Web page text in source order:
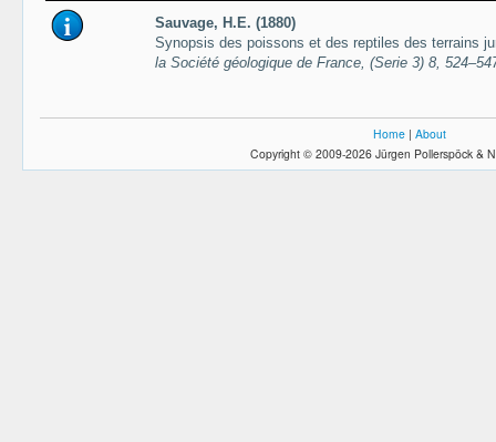
Sauvage, H.E. (1880)
Synopsis des poissons et des reptiles des terrains
la Société géologique de France, (Serie 3) 8,
Home | About
Copyright © 2009-2026 Jürgen Pollerspöck &